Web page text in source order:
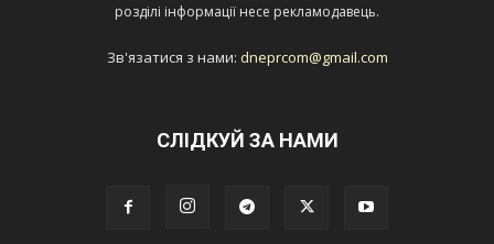
розділі інформації несе рекламодавець.
Зв'язатися з нами: dneprcom@gmail.com
СЛІДКУЙ ЗА НАМИ